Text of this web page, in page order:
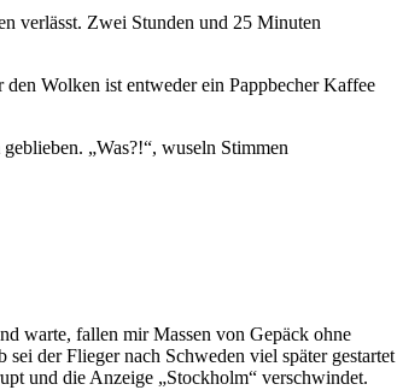
verlässt. Zwei Stunden und 25 Minuten
Wolken ist entweder ein Pappbecher Kaffee
„Was?!“, wuseln Stimmen
warte, fallen mir Massen von Gepäck ohne
der Flieger nach Schweden viel später gestartet
und die Anzeige „Stockholm“ verschwindet.